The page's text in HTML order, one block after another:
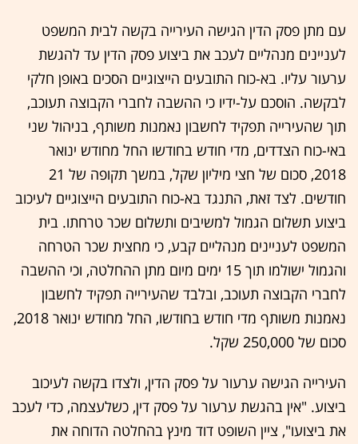
עם מתן פסק הדין הגישה העירייה בקשה לבית המשפט
לעניינים מנהליים לעכב את ביצוע פסק הדין עד להגשת
ערעור עליו. בא-כוח התובעים הייצוגיים הסכים באופן חלקי
לבקשה. הוסכם על-ידיו כי ההשבה לחברי הקבוצה תעוכב,
תוך שהעירייה תפקיד לחשבון נאמנות משותף, בניהול שני
באי-כוח הצדדים, מדי חודש בחודשו החל מחודש ינואר
2018, סכום של חצי מיליון שקל, במשך תקופה של 21
חודשים. לצד זאת, התנגד בא-כוח התובעים הייצוגיים לעיכוב
ביצוע תשלום הגמול למשיבים ותשלום שכר טרחתו. בית
המשפט לעניינים מנהליים קבע, כי מחצית שכר הטרחה
והגמול ישולמו תוך 15 ימים מיום מתן ההחלטה, וכי ההשבה
לחברי הקבוצה תעוכב, ובלבד שהעירייה תפקיד לחשבון
נאמנות משותף מדי חודש בחודשו, החל מחודש ינואר 2018,
סכום של 250,000 שקל.
העירייה הגישה ערעור על פסק הדין, ולצדו בקשה לעיכוב
ביצוע. "אין בהגשת ערעור על פסק דין, כשלעצמה, כדי לעכב
את ביצועו", ציין השופט דוד מינץ בהחלטה הדוחה את